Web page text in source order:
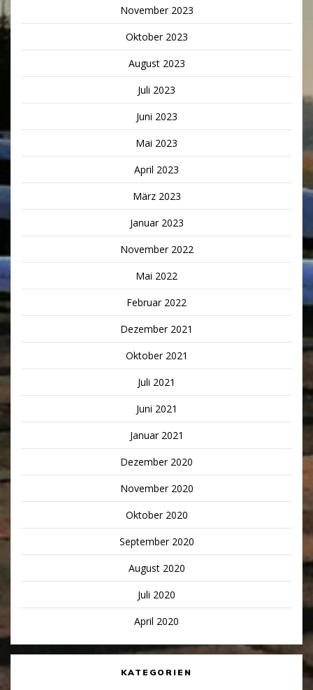
November 2023
Oktober 2023
August 2023
Juli 2023
Juni 2023
Mai 2023
April 2023
März 2023
Januar 2023
November 2022
Mai 2022
Februar 2022
Dezember 2021
Oktober 2021
Juli 2021
Juni 2021
Januar 2021
Dezember 2020
November 2020
Oktober 2020
September 2020
August 2020
Juli 2020
April 2020
KATEGORIEN